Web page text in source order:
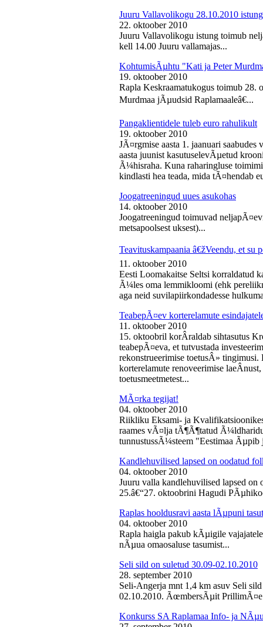
Juuru Vallavolikogu 28.10.2010 istung
22. oktoober 2010
Juuru Vallavolikogu istung toimub
kell 14.00 Juuru vallamajas...
KohtumisÃµhtu "Kati ja Peter
19. oktoober 2010
Rapla Keskraamatukogus toimub
Murdmaa jÃµudsid Raplamaaleâ€...
Pangaklientidele tuleb euro rahulikult
19. oktoober 2010
JÃ¤rgmise aasta 1. jaanuari
aasta juunist kasutuselevÃµetud
Ã¼hisraha. Kuna raharingluse
kindlasti hea teada, mida tÃ¤hendab
Joogatreeningud uues asukohas
14. oktoober 2010
Joogatreeningud toimuvad
metsapoolsest uksest)...
Teavituskampaania â€žVeendu, et su
11. oktoober 2010
Eesti Loomakaitse Seltsi korraldatud
Ã¼les oma lemmikloomi (ehk
aga neid suvilapiirkondadesse
TeabepÃ¤ev korterelamute
11. oktoober 2010
15. oktoobril korÂ­raldab sihtasutus
teabepÃ¤eva, et tutvustada
rekonstrueerimise toetusÂ»
korterelamute renoveerimise
toetusmeetmetest...
MÃ¤rka tegijat!
04. oktoober 2010
Riikliku Eksami- ja
raames vÃ¤lja tÃ¶Ã¶tatud
tunnustussÃ¼steem "Eestimaa
Kandlehuvilised lapsed on oodatud
04. oktoober 2010
Juuru valla kandlehuvilised lapsed
25.â€“27. oktoobrini Hagudi
Raplas hooldusravi aasta lÃµpuni
04. oktoober 2010
Rapla haigla pakub kÃµigile
nÃµua omaosaluse tasumist...
Seli sild on suletud 30.09-02.10.2010
28. september 2010
Seli-Angerja mnt 1,4 km asuv Seli
02.10.2010. ÃœmbersÃµit
Konkurss SA Raplamaa Info- ja